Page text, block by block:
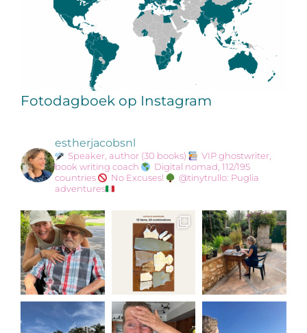
Fotodagboek op Instagram
estherjacobsnl
Speaker, author (30 books)
VIP ghostwriter,
book writing coach
Digital nomad, 112/195
countries
No Excuses!
@tinytrullo: Puglia
adventures